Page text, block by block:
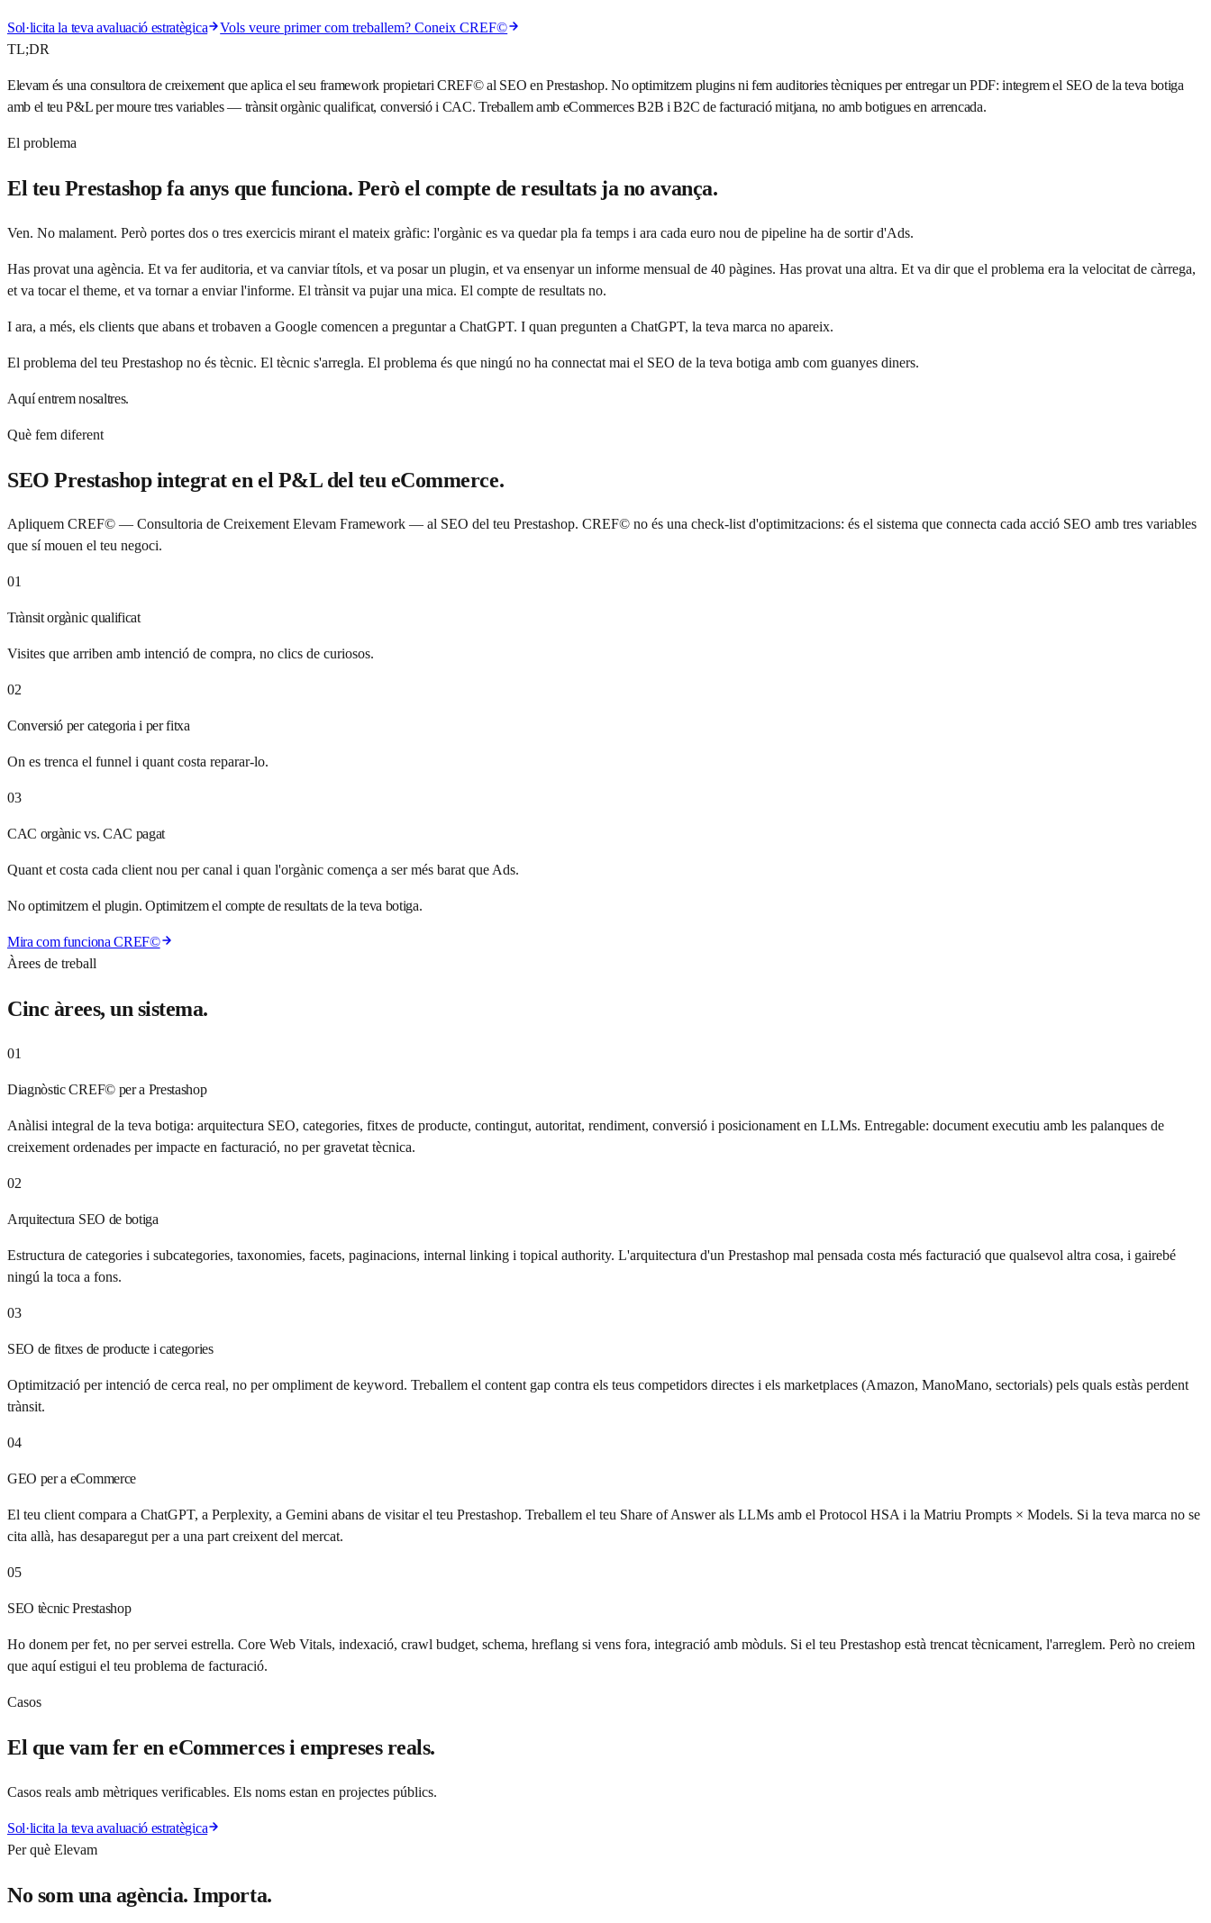
Sol·licita la teva avaluació estratègica
Vols veure primer com treballem? Coneix CREF©
TL;DR
Elevam és una consultora de creixement que aplica el seu framework propietari CREF© al SEO en Prestashop. No optimitzem plugins ni fem auditories tècniques per entregar un PDF: integrem el SEO de la teva botiga
amb el teu P&L per moure tres variables — trànsit orgànic qualificat, conversió i CAC. Treballem amb eCommerces B2B i B2C de facturació mitjana, no amb botigues en arrencada.
El problema
El teu Prestashop fa anys que funciona. Però el compte de resultats ja no avança.
Ven. No malament. Però portes dos o tres exercicis mirant el mateix gràfic: l'orgànic es va quedar pla fa temps i ara cada euro nou de pipeline ha de sortir d'Ads.
Has provat una agència. Et va fer auditoria, et va canviar títols, et va posar un plugin, et va ensenyar un informe mensual de 40 pàgines. Has provat una altra. Et va dir que el problema era la velocitat de càrrega,
et va tocar el theme, et va tornar a enviar l'informe. El trànsit va pujar una mica. El compte de resultats no.
I ara, a més, els clients que abans et trobaven a Google comencen a preguntar a ChatGPT. I quan pregunten a ChatGPT, la teva marca no apareix.
El problema del teu Prestashop no és tècnic. El tècnic s'arregla. El problema és que ningú no ha connectat mai el SEO de la teva botiga amb com guanyes diners.
Aquí entrem nosaltres.
Què fem diferent
SEO Prestashop integrat en el P&L del teu eCommerce.
Apliquem CREF© — Consultoria de Creixement Elevam Framework — al SEO del teu Prestashop. CREF© no és una check-list d'optimitzacions: és el sistema que connecta cada acció SEO amb tres variables
que sí mouen el teu negoci.
01
Trànsit orgànic qualificat
Visites que arriben amb intenció de compra, no clics de curiosos.
02
Conversió per categoria i per fitxa
On es trenca el funnel i quant costa reparar-lo.
03
CAC orgànic vs. CAC pagat
Quant et costa cada client nou per canal i quan l'orgànic comença a ser més barat que Ads.
No optimitzem el plugin. Optimitzem el compte de resultats de la teva botiga.
Mira com funciona CREF©
Àrees de treball
Cinc àrees, un sistema.
01
Diagnòstic CREF© per a Prestashop
Anàlisi integral de la teva botiga: arquitectura SEO, categories, fitxes de producte, contingut, autoritat, rendiment, conversió i posicionament en LLMs. Entregable: document executiu amb les palanques de
creixement ordenades per impacte en facturació, no per gravetat tècnica.
02
Arquitectura SEO de botiga
Estructura de categories i subcategories, taxonomies, facets, paginacions, internal linking i topical authority. L'arquitectura d'un Prestashop mal pensada costa més facturació que qualsevol altra cosa, i gairebé
ningú la toca a fons.
03
SEO de fitxes de producte i categories
Optimització per intenció de cerca real, no per ompliment de keyword. Treballem el content gap contra els teus competidors directes i els marketplaces (Amazon, ManoMano, sectorials) pels quals estàs perdent
trànsit.
04
GEO per a eCommerce
El teu client compara a ChatGPT, a Perplexity, a Gemini abans de visitar el teu Prestashop. Treballem el teu Share of Answer als LLMs amb el Protocol HSA i la Matriu Prompts × Models. Si la teva marca no se
cita allà, has desaparegut per a una part creixent del mercat.
05
SEO tècnic Prestashop
Ho donem per fet, no per servei estrella. Core Web Vitals, indexació, crawl budget, schema, hreflang si vens fora, integració amb mòduls. Si el teu Prestashop està trencat tècnicament, l'arreglem. Però no creiem
que aquí estigui el teu problema de facturació.
Casos
El que vam fer en eCommerces i empreses reals.
Casos reals amb mètriques verificables. Els noms estan en projectes públics.
Sol·licita la teva avaluació estratègica
Per què Elevam
No som una agència. Importa.